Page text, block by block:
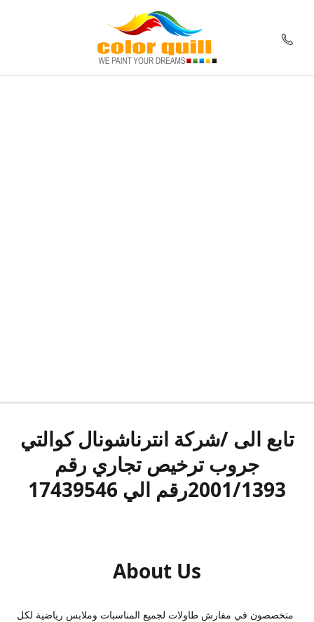
تابع الى /شركة انترناشونال كوالتي
جروب ترخيص تجاري رقم
2001/1393رقم الي 17439546
About Us
متخصصون في مفارش طاولات لجميع المناسبات وملابس رياضية لكل